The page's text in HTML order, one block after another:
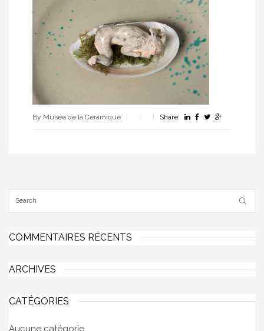
By Musée de la Céramique Share:
COMMENTAIRES RÉCENTS
ARCHIVES
CATÉGORIES